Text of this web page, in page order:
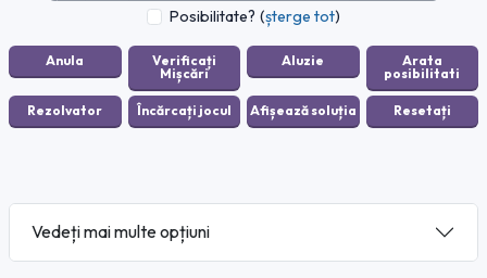
Posibilitate? (șterge tot)
Vedeți mai multe opțiuni